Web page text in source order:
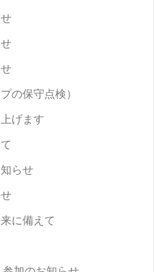
の保守点検）
げます
らせ
に備えて